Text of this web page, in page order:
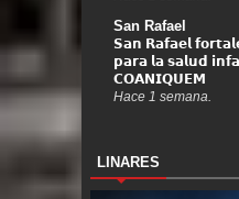
San Rafael
𝗦𝗮𝗻 𝗥𝗮𝗳𝗮𝗲𝗹
𝗽𝗮𝗿𝗮 𝗹𝗮 𝘀𝗮𝗹𝘂𝗱
𝗖𝗢𝗔𝗡𝗜𝗤𝗨𝗘𝗠
Hace 1 semana.
LINARES